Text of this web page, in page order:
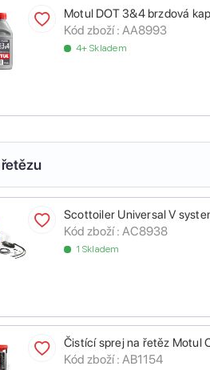
Motul DOT 3&4 brzdová
Kód zboží : AA8993
4+ Skladem
Scottoiler Universal V
Kód zboží : AC8938
1 Skladem
Čistící sprej na řetěz Motul
Kód zboží : AB1154